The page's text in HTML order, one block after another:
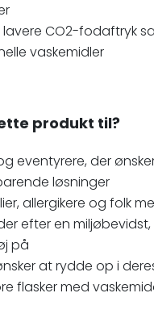
lavere CO2-fodaftryk
vaskemidler
produkt til?
eventyrere, der
løsninger
allergikere og folk
efter en
på
at rydde op i
flasker med